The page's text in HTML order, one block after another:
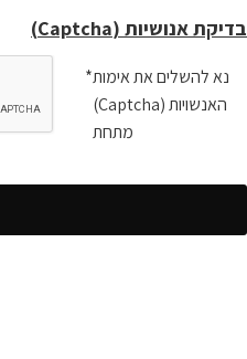
בדיקת אנושיות (Captcha)
נא להשלים את אימות
האנשויות (Captcha)
מתחת